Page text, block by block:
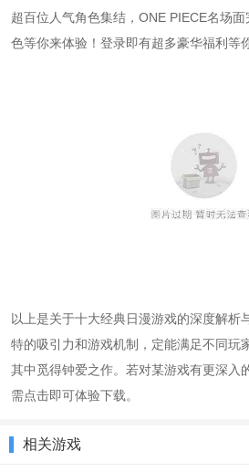
超百位人气角色集结，ONE PIECE名场
色等你来体验！登录即有超多豪华福利等
以上是关于十大经典日漫游戏的深度解析
特的吸引力和游戏机制，定能满足不同玩
其中觅得钟爱之作。若对某游戏有更深入
需点击即可体验下载。
相关游戏